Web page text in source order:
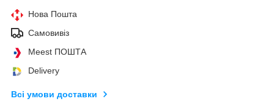
Нова Пошта
Самовивіз
Meest ПОШТА
Delivery
Всі умови доставки